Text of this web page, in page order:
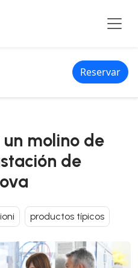
Reservar
con degustación de aceite en
molino de
de
productos típicos